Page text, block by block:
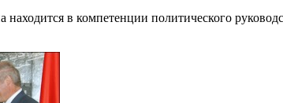
находится в компетенции политического